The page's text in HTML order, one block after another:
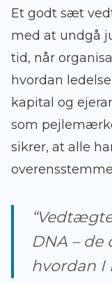
Et godt sæt
med at undgå
tid, når
hvordan
kapital og
som
sikrer, at alle
DNA – de
hvordan I